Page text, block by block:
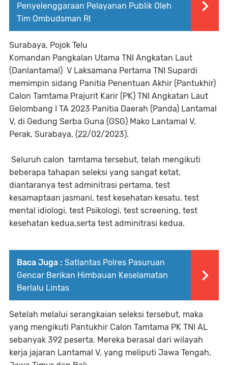
Penyelenggaraan Pelayanan Publik Oleh
Tim Ombudsman RI
Surabaya, Pojok Telu
Komandan Pangkalan Utama TNI Angkatan Laut
(Danlantamal) V Laksamana Pertama TNI Supardi
memimpin sidang Panitia Penentuan Akhir (Pantukhir)
Calon Tamtama Prajurit Karir (PK) TNI Angkatan Laut
Gelombang I TA 2023 Panitia Daerah (Panda) Lantamal
V, di Gedung Serba Guna (GSG) Mako Lantamal V,
Perak, Surabaya, (22/02/2023).
Seluruh calon tamtama tersebut, telah mengikuti
beberapa tahapan seleksi yang sangat ketat,
diantaranya test adminitrasi pertama, test
kesamaptaan jasmani, test kesehatan kesatu, test
mental idiologi, test Psikologi, test screening, test
kesehatan kedua,serta test adminitrasi kedua.
Baca Juga : Satlantas Polres Pasuruan
Gencar Berikan Himbauan Keselamatan
Berlalu Lintas
Setelah melalui serangkaian seleksi tersebut, maka
yang mengikuti Pantukhir Calon Tamtama PK TNI AL
sebanyak 392 peserta. Mereka berasal dari wilayah
kerja jajaran Lantamal V, yang meliputi Jawa Tengah,